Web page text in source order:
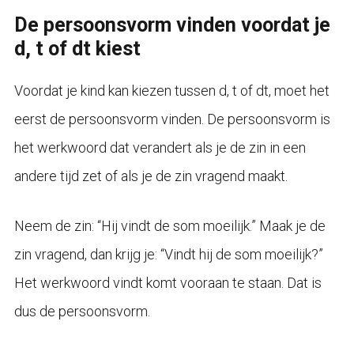
De persoonsvorm vinden voordat je
d, t of dt kiest
Voordat je kind kan kiezen tussen d, t of dt, moet het
eerst de persoonsvorm vinden. De persoonsvorm is
het werkwoord dat verandert als je de zin in een
andere tijd zet of als je de zin vragend maakt.
Neem de zin: “Hij vindt de som moeilijk.” Maak je de
zin vragend, dan krijg je: “Vindt hij de som moeilijk?”
Het werkwoord vindt komt vooraan te staan. Dat is
dus de persoonsvorm.